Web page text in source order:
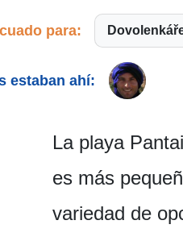
para:
estaban ahí:
La playa
es más
variedad de